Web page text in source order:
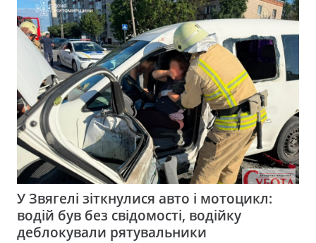
У Звягелі зіткнулися авто і мотоцикл:
водій був без свідомості, водійку
деблокували рятувальники